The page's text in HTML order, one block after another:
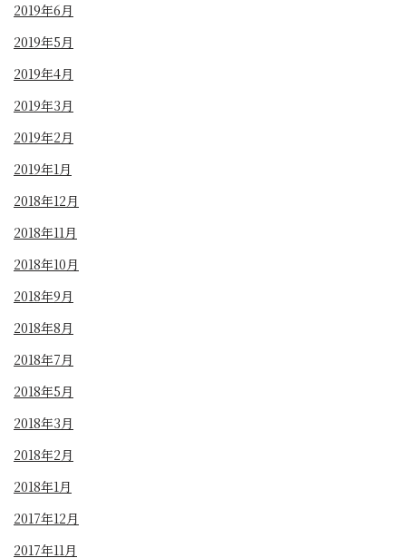
2019年6月
2019年5月
2019年4月
2019年3月
2019年2月
2019年1月
2018年12月
2018年11月
2018年10月
2018年9月
2018年8月
2018年7月
2018年5月
2018年3月
2018年2月
2018年1月
2017年12月
2017年11月